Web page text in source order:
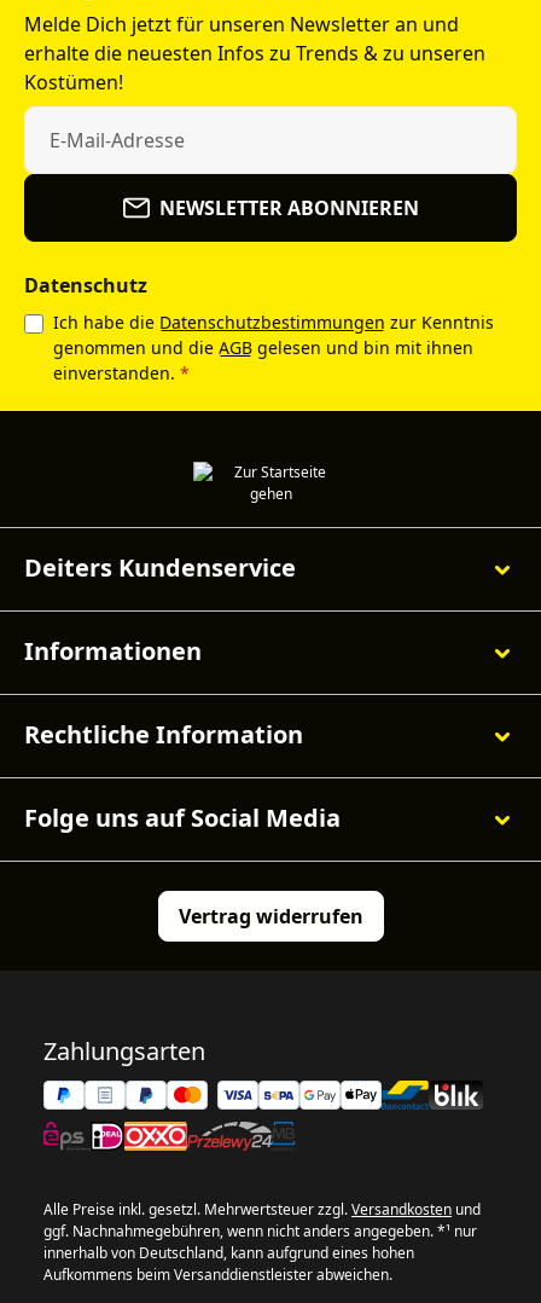
Melde Dich jetzt für unseren Newsletter an und
erhalte die neuesten Infos zu Trends & zu unseren
Kostümen!
NEWSLETTER ABONNIEREN
Datenschutz
Ich habe die Datenschutzbestimmungen zur Kenntnis
genommen und die AGB gelesen und bin mit ihnen
einverstanden. *
Deiters Kundenservice
Informationen
Rechtliche Information
Folge uns auf Social Media
Vertrag widerrufen
Zahlungsarten
Alle Preise inkl. gesetzl. Mehrwertsteuer zzgl.Versandkosten und
ggf. Nachnahmegebühren, wenn nicht anders angegeben. *¹ nur
innerhalb von Deutschland, kann aufgrund eines hohen
Aufkommens beim Versanddienstleister abweichen.